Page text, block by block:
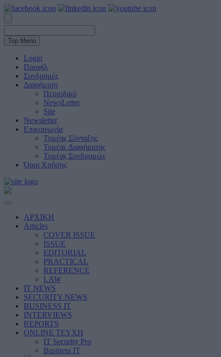
Top Menu
Login
Προφίλ
Συνδρομές
Διαφήμιση
Περιοδικό
NewsLetter
Site
Newsletter
Επικοινωνία
Τομέας Σύνταξης
Τομέας Διαφήμισης
Τομέας Συνδρομών
Όροι Χρήσης
ΑΡΧΙΚΗ
Articles
COVER ISSUE
ISSUE
EDITORIAL
PRACTICAL
REFERENCE
LAW
IT NEWS
SECURITY NEWS
BUSINESS IT
INTERVIEWS
REPORTS
ONLINE ΤΕΥΧΗ
IT Security Pro
Business IT